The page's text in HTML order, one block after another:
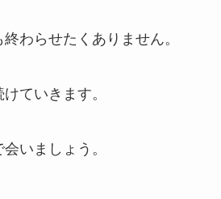
わらせたくありません。
ていきます。
いましょう。